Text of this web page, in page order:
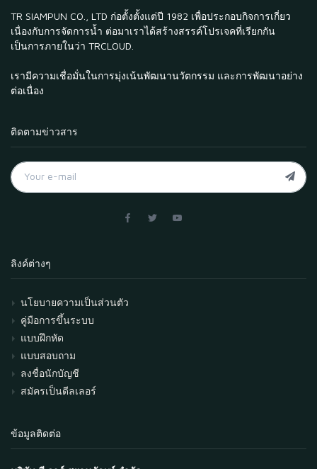
TR SIAMPUN CO., LTD ก่อตั้งตั้งแต่ปี 1982 เพื่อประกอบกิจการเกี่ยว
เนื่องกับการจัดการน้ำ ต่อมาเราได้สร้างสรรค์โปรเจคที่เรียกกัน
เป็นการภายในว่า TRCLOUD.
เรามีความเชื่อมั่นในการมุ่งเน้นพัฒนานวัตกรรม และการพัฒนาอย่าง
ต่อเนื่อง
ติดตามข่าวสาร
ลิงค์ต่างๆ
นโยบายความเป็นส่วนตัว
คู่มือการขึ้นระบบ
แบบฝึกหัด
แบบสอบถาม
ลงชื่อนักบัญชี
สมัครเป็นดีลเลอร์
ข้อมูลติดต่อ